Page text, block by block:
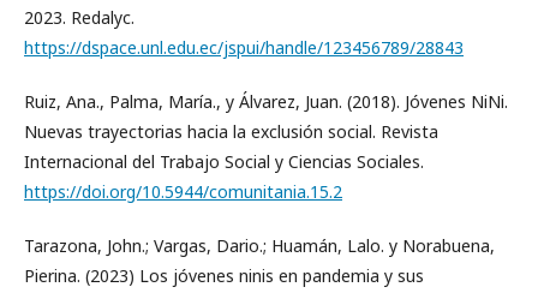
2023. Redalyc.
https://dspace.unl.edu.ec/jspui/handle/123456789/28843
Ruiz, Ana., Palma, María., y Álvarez, Juan. (2018). Jóvenes NiNi.
Nuevas trayectorias hacia la exclusión social. Revista
Internacional del Trabajo Social y Ciencias Sociales.
https://doi.org/10.5944/comunitania.15.2
Tarazona, John.; Vargas, Dario.; Huamán, Lalo. y Norabuena,
Pierina. (2023) Los jóvenes ninis en pandemia y sus